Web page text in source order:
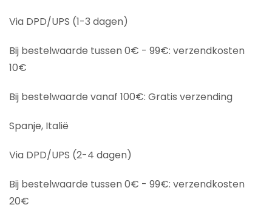
Via DPD/UPS (1-3 dagen)
Bij bestelwaarde tussen 0€ - 99€: verzendkosten
10€
Bij bestelwaarde vanaf 100€: Gratis verzending
Spanje, Italië
Via DPD/UPS (2-4 dagen)
Bij bestelwaarde tussen 0€ - 99€: verzendkosten
20€